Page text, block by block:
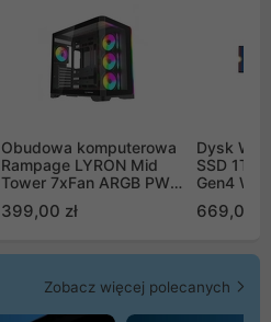
Obudowa komputerowa
Rampage LYRON Mid
Tower 7xFan ARGB PWM
399,00 zł
Dysk WD
SSD 1TB
Gen4
669,00
Zobacz więcej polecanych